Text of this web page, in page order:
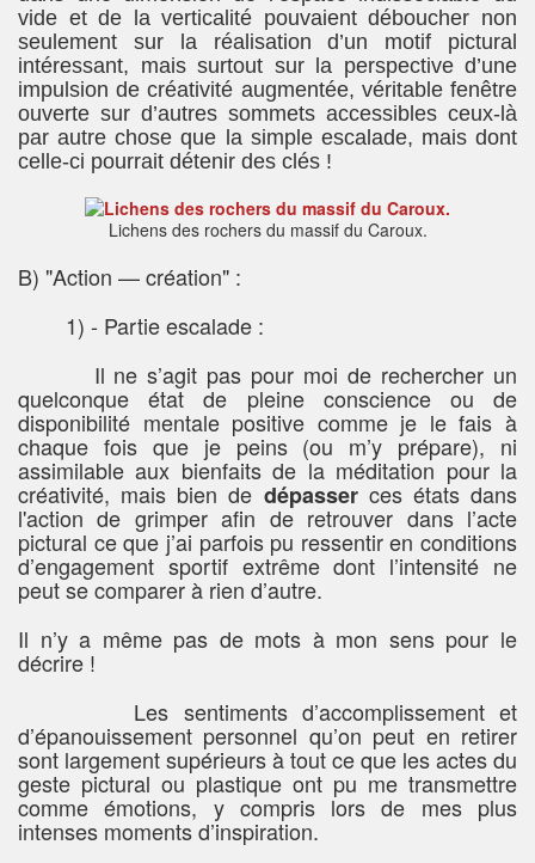
vide et de la verticalité pouvaient déboucher non
seulement sur la réalisation d’un motif pictural
intéressant, mais surtout sur la perspective d’une
impulsion de créativité augmentée, véritable fenêtre
ouverte sur d’autres sommets accessibles ceux-là
par autre chose que la simple escalade, mais dont
celle-ci pourrait détenir des clés !
Lichens des rochers du massif du Caroux.
B) "Action — création" :
1) - Partie escalade :
Il ne s’agit pas pour moi de rechercher un
quelconque état de pleine conscience ou de
disponibilité mentale positive comme je le fais à
chaque fois que je peins (ou m’y prépare), ni
assimilable aux bienfaits de la méditation pour la
créativité, mais bien de dépasserces états dans
l'action de grimper afin de retrouver dans l’acte
pictural ce que j’ai parfois pu ressentir en conditions
d’engagement sportif extrême dont l’intensité ne
peut se comparer à rien d’autre.
Il n’y a même pas de mots à mon sens pour le
décrire !
Les sentiments d’accomplissement et
d’épanouissement personnel qu’on peut en retirer
sont largement supérieurs à tout ce que les actes du
geste pictural ou plastique ont pu me transmettre
comme émotions, y compris lors de mes plus
intenses moments d’inspiration.